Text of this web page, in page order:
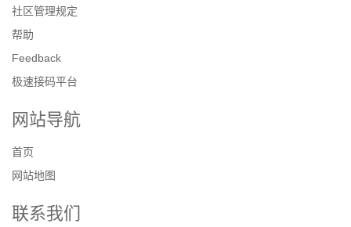
社区管理规定
帮助
Feedback
极速接码平台
网站导航
首页
网站地图
联系我们